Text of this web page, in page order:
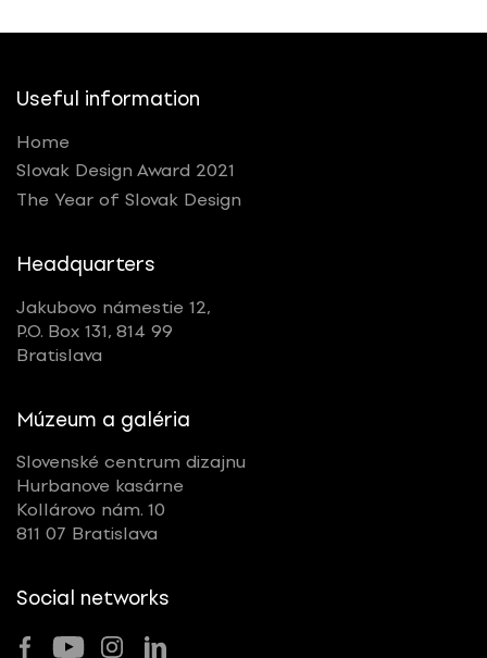
Useful information
Home
Slovak Design Award 2021
The Year of Slovak Design
Headquarters
Jakubovo námestie 12,
P.O. Box 131, 814 99
Bratislava
Múzeum a galéria
Slovenské centrum dizajnu
Hurbanove kasárne
Kollárovo nám. 10
811 07 Bratislava
Social networks